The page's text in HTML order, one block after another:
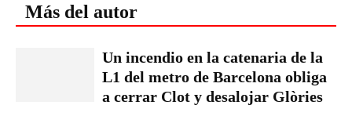
Más del autor
Un incendio en la catenaria de la
L1 del metro de Barcelona obliga
a cerrar Clot y desalojar Glòries